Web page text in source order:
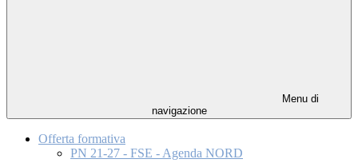
Menu di
navigazione
Offerta formativa
PN 21-27 - FSE - Agenda NORD